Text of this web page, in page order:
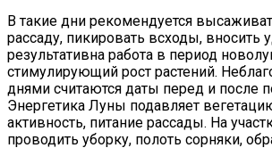
В такие дни рекомендуется
рассаду, пикировать всходы, вносить
результативна работа в период
стимулирующий рост растений.
днями считаются даты перед и после
Энергетика Луны подавляет
активность, питание рассады. На
проводить уборку, полоть сорняки,